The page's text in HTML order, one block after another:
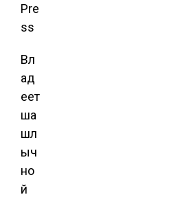
Pre
ss
Вл
ад
еет
ша
шл
ыч
но
й